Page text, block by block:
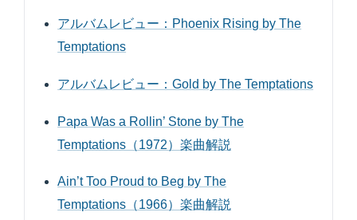
アルバムレビュー：Phoenix Rising by The
Temptations
アルバムレビュー：Gold by The Temptations
Papa Was a Rollin’ Stone by The
Temptations（1972）楽曲解説
Ain’t Too Proud to Beg by The
Temptations（1966）楽曲解説